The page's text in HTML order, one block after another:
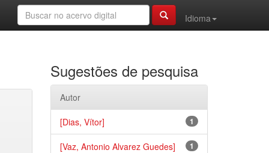
Idioma
Sugestões de pesquisa
Autor
1
[Dias, Vítor]
1
[Vaz, Antonio Alvarez Guedes]